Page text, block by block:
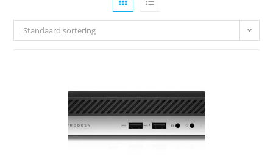
Standaard sortering